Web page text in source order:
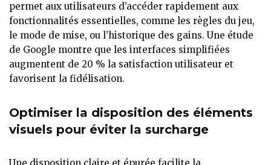
permet aux utilisateurs d’accéder rapidement aux
fonctionnalités essentielles, comme les règles du jeu,
le mode de mise, ou l’historique des gains. Une étude
de Google montre que les interfaces simplifiées
augmentent de 20 % la satisfaction utilisateur et
favorisent la fidélisation.
Optimiser la disposition des éléments
visuels pour éviter la surcharge